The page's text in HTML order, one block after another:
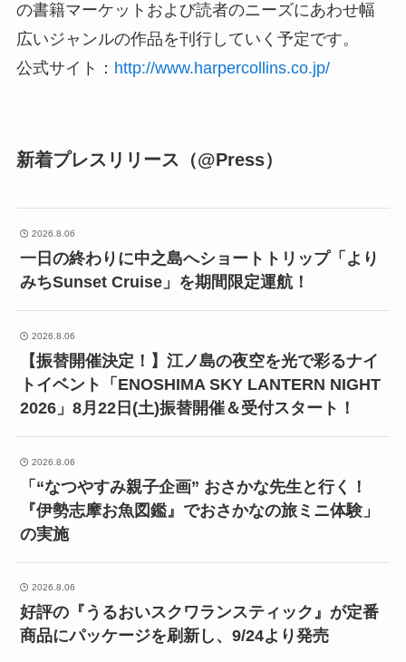
の書籍マーケットおよび読者のニーズにあわせ幅
広いジャンルの作品を刊行していく予定です。
公式サイト： http://www.harpercollins.co.jp/
新着プレスリリース（@Press）
2026.8.06
一日の終わりに中之島へショートトリップ「より
みちSunset Cruise」を期間限定運航！
2026.8.06
【振替開催決定！】江ノ島の夜空を光で彩るナイ
トイベント「ENOSHIMA SKY LANTERN NIGHT
2026」8月22日(土)振替開催＆受付スタート！
2026.8.06
「“なつやすみ親子企画” おさかな先生と行く！
『伊勢志摩お魚図鑑』でおさかなの旅ミニ体験」
の実施
2026.8.06
好評の『うるおいスクワランスティック』が定番
商品にパッケージを刷新し、9/24より発売